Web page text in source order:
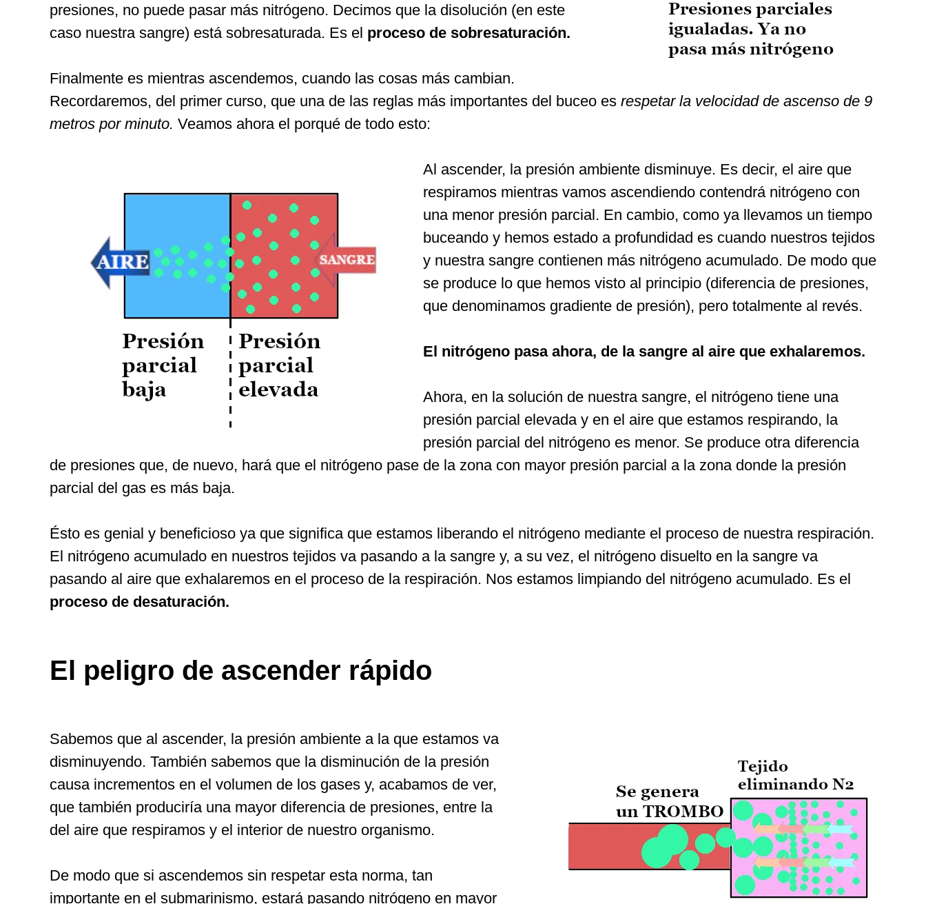
presiones, no puede pasar más nitrógeno. Decimos que la disolución (en este
caso nuestra sangre) está sobresaturada. Es el proceso de sobresaturación.
Finalmente es mientras ascendemos, cuando las cosas más cambian.
Recordaremos, del primer curso, que una de las reglas más importantes del buceo es respetar la velocidad de ascenso de 9
metros por minuto. Veamos ahora el porqué de todo esto:
Al ascender, la presión ambiente disminuye. Es decir, el aire que
respiramos mientras vamos ascendiendo contendrá nitrógeno con
una menor presión parcial. En cambio, como ya llevamos un tiempo
buceando y hemos estado a profundidad es cuando nuestros tejidos
y nuestra sangre contienen más nitrógeno acumulado. De modo que
se produce lo que hemos visto al principio (diferencia de presiones,
que denominamos gradiente de presión), pero totalmente al revés.
El nitrógeno pasa ahora, de la sangre al aire que exhalaremos.
Ahora, en la solución de nuestra sangre, el nitrógeno tiene una
presión parcial elevada y en el aire que estamos respirando, la
presión parcial del nitrógeno es menor. Se produce otra diferencia
de presiones que, de nuevo, hará que el nitrógeno pase de la zona con mayor presión parcial a la zona donde la presión
parcial del gas es más baja.
Ésto es genial y beneficioso ya que significa que estamos liberando el nitrógeno mediante el proceso de nuestra respiración.
El nitrógeno acumulado en nuestros tejidos va pasando a la sangre y, a su vez, el nitrógeno disuelto en la sangre va
pasando al aire que exhalaremos en el proceso de la respiración. Nos estamos limpiando del nitrógeno acumulado. Es el
proceso de desaturación.
El peligro de ascender rápido
Sabemos que al ascender, la presión ambiente a la que estamos va
disminuyendo. También sabemos que la disminución de la presión
causa incrementos en el volumen de los gases y, acabamos de ver,
que también produciría una mayor diferencia de presiones, entre la
del aire que respiramos y el interior de nuestro organismo.
De modo que si ascendemos sin respetar esta norma, tan
importante en el submarinismo, estará pasando nitrógeno en mayor